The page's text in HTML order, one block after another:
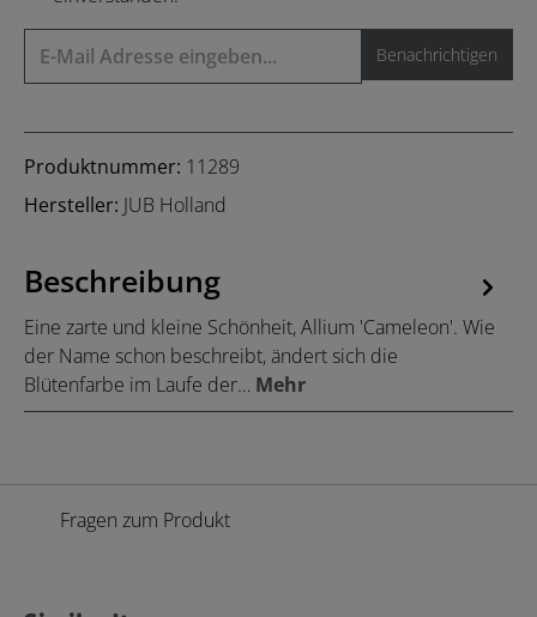
Benachrichtigen
Produktnummer: 11289
Hersteller: JUB Holland
Beschreibung
Eine zarte und kleine Schönheit, Allium 'Cameleon'. Wie
der Name schon beschreibt, ändert sich die
Blütenfarbe im Laufe der… Mehr
Fragen zum Produkt